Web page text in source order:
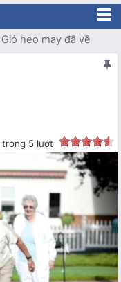
Gió heo may đã về
trong 5lượt